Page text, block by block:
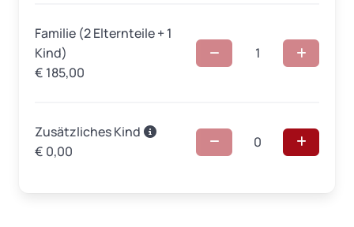
Familie (2 Elternteile + 1
Kind)
€ 185,00
1
Zusätzliches Kind
€ 0,00
0